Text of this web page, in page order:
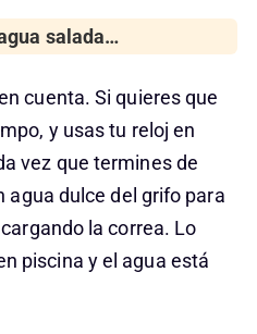
salada…
cuenta. Si quieres que
y usas tu reloj en
vez que termines de
agua dulce del grifo para
la correa. Lo
piscina y el agua está